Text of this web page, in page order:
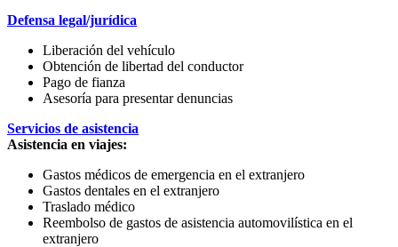
Defensa legal/jurídica
Liberación del vehículo
Obtención de libertad del conductor
Pago de fianza
Asesoría para presentar denuncias
Servicios de asistencia
Asistencia en viajes:
Gastos médicos de emergencia en el extranjero
Gastos dentales en el extranjero
Traslado médico
Reembolso de gastos de asistencia automovilística en el
extranjero